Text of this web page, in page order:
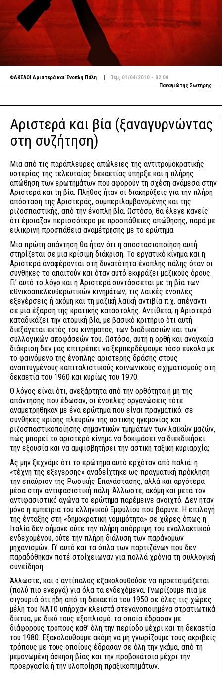
ΦΑΚΕΛΟΙ Αριστερά και Ένοπλη Πάλη
Πέμ, 01/04/2010 - 02:00
Παναγιώτης Σωτήρης
Αριστερά και βία (ξαναγυρνώντας
στη συζήτηση)
Μια από τις παράπλευρες απώλειες της αντιτρομοκρατικής
υστερίας της τελευταίας δεκαετίας υπήρξε και η πλήρης
απώθηση των ερωτημάτων που αφορούν τη σχέση ανάμεσα στην
Αριστερά και τη βία. Πλήθος ήταν οι διακηρύξεις για την πλήρη
απόσταση της Αριστεράς, συμπεριλαμβανομένης και της
ριζοσπαστικής, από την ένοπλη βία. Ωστόσο, θα έλεγε κανείς
ότι έμοιαζαν περισσότερο με προσπάθειες απώθησης, παρά με
ειλικρινή προσπάθεια αναμέτρησης με το ερώτημα.
Μια πρώτη απάντηση θα ήταν ότι η αποστασιοποίηση αυτή
στηρίζεται σε μια κρίσιμη διάκριση. Το εργατικό κίνημα και η
Αριστερά αναφέρονται στη δυνατότητα ένοπλης πάλης όταν οι
συνθήκες το απαιτούν και όταν αυτό εκφράζει μαζικούς όρους.
Γι’ αυτό το λόγο και η Αριστερά συντάσσεται με τη βία των
εθνικοαπελευθερωτικών κινημάτων, τις λαϊκές ένοπλες
εξεγέρσεις ή ακόμη και τη μαζική λαϊκή αντιβία π.χ. απέναντι
σε μια έξαρση της κρατικής καταστολής. Αντίθετα, η Αριστερά
καταδικάζει την ατομική βία, με βασικό κριτήριο ότι αυτή
διεξάγεται εκτός του κινήματος, των διαδικασιών και των
συλλογικών αποφάσεών του. Ωστόσο, αυτή η ορθή και αναγκαία
διάκριση δεν μας επιτρέπει να ξεμπερδέψουμε τόσο εύκολα με
το φαινόμενο της ένοπλης αριστερής δράσης στους
αναπτυγμένους καπιταλιστικούς κοινωνικούς σχηματισμούς στη
δεκαετία του 1960 και κυρίως του 1970.
Ο λόγος είναι ότι, ανεξάρτητα από την ορθότητα ή μη της
απάντησης που έδωσαν, οι ένοπλες οργανώσεις τότε
αναμετρήθηκαν με ένα ερώτημα που είναι πραγματικό: σε
συνθήκες κρίσης πλευρών της αστικής ηγεμονίας και
ριζοσπαστικοποίησης σημαντικών τμημάτων των λαϊκών μαζών,
πώς μπορεί το αριστερό κίνημα να δοκιμάσει να διεκδικήσει
την εξουσία και να αμφισβητήσει την αστική ταξική κυριαρχία;
Ας μην ξεχνάμε ότι το ερώτημα αυτό ερχόταν από παλιά: η
«τέχνη της εξέγερσης» αναδείχτηκε ως πραγματική πρόκληση
την επαύριον της Ρωσικής Επανάστασης, αλλά και αργότερα
μέσα στην αντιφασιστική πάλη. Άλλωστε, ακόμη και μετά τον
αντιφασιστικό αγώνα το ερώτημα παρέμεινε ανοιχτό. Δεν ήταν
μόνο η εμπειρία του ελληνικού Εμφυλίου που βάρυνε. Η επιλογή
της ένταξης στη «δημοκρατική νομιμότητα» σε χώρες όπως η
Ιταλία δεν σήμανε ούτε την πλήρη απόρριψη του εναλλακτικού
ενδεχομένου, ούτε την πλήρη διάλυση των παράνομων
μηχανισμών. Γι’ αυτό και τα όπλα των παρτιζάνων που δεν
παραδόθηκαν ποτέ στοίχειωναν για πολλά χρόνια τη συλλογική
συνείδηση.
Άλλωστε, και ο αντίπαλος εξακολουθούσε να προετοιμάζεται
(πολύ πιο ενεργά) για όλα τα ενδεχόμενα. Γνωρίζουμε πια με
σιγουριά ότι ήδη από τη δεκαετία του 1950 σε όλες τις χώρες
μέλη του ΝΑΤΟ υπήρχαν κλειστά στεγανοποιημένα στρατιωτικά
δίκτυα, με δικό τους εξοπλισμό, τα οποία έδρασαν με
διάφορους τρόπους καθ’ όλη την περίοδο μέχρι και τη δεκαετία
του 1980. Εξακολουθούμε ακόμη να μη γνωρίζουμε τους ακριβείς
τρόπους με τους οποίους έδρασαν σε όλη την γκάμα, από τη
μεμονωμένη άσκηση βίας και την προβοκάτσια μέχρι την
προεργασία ή την υλοποίηση πραξικοπημάτων.